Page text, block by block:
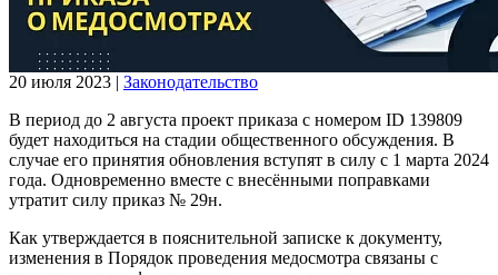
20 июля 2023 | Законодательство
В период до 2 августа проект приказа с номером ID 139809
будет находиться на стадии общественного обсуждения. В
случае его принятия обновления вступят в силу с 1 марта 2024
года. Одновременно вместе с внесёнными поправками
утратит силу приказ № 29н.
Как утверждается в пояснительной записке к документу,
изменения в Порядок проведения медосмотра связаны с